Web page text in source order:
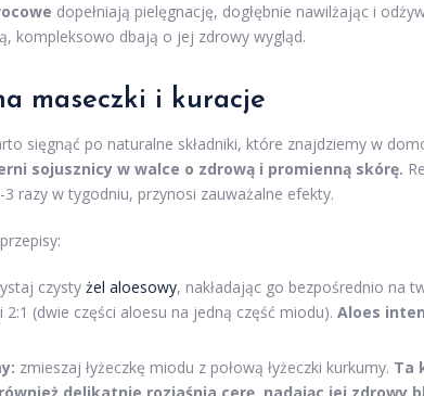
dopełniają pielęgnację, dogłębnie nawilżając i
kompleksowo dbają o jej zdrowy wygląd.
maseczki i kuracje
sięgnąć po naturalne składniki, które znajdziemy w
sojusznicy w walce o zdrową i promienną skórę.
razy w tygodniu, przynosi zauważalne efekty.
czysty żel aloesowy, nakładając go bezpośrednio na
(dwie części aloesu na jedną część miodu). Aloes
zmieszaj łyżeczkę miodu z połową łyżeczki kurkumy. Ta